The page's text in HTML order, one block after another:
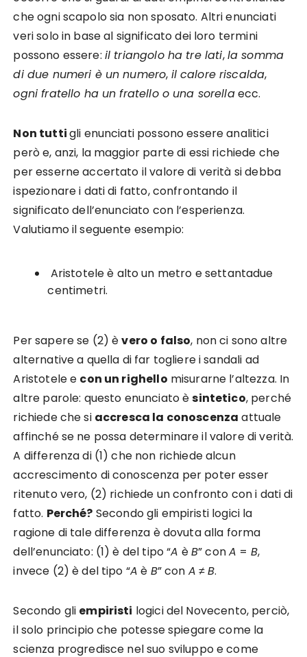
che ogni scapolo sia non sposato. Altri enunciati
veri solo in base al significato dei loro termini
possono essere: il triangolo ha tre lati,la somma
di due numeri è un numero, il calore riscalda,
ogni fratello ha un fratello o una sorellaecc.
Non tuttigli enunciati possono essere analitici
però e, anzi, la maggior parte di essi richiede che
per esserne accertato il valore di verità si debba
ispezionare i dati di fatto, confrontando il
significato dell’enunciato con l’esperienza.
Valutiamo il seguente esempio:
Aristotele è alto un metro e settantadue
centimetri.
Per sapere se (2) èvero o falso, non ci sono altre
alternative a quella di far togliere i sandali ad
Aristotele e con un righello misurarne l’altezza. In
altre parole: questo enunciato èsintetico, perché
richiede che si accresca la conoscenza attuale
affinché se ne possa determinare il valore di verità.
A differenza di (1) che non richiede alcun
accrescimento di conoscenza per poter esser
ritenuto vero, (2) richiede un confronto con i dati di
fatto. Perché? Secondo gli empiristi logici la
ragione di tale differenza è dovuta alla forma
dell’enunciato: (1) è del tipo “A èB” conA = B,
invece (2) è del tipo “A è B” con A ≠B.
Secondo gli empiristi logici del Novecento, perciò,
il solo principio che potesse spiegare come la
scienza progredisce nel suo sviluppo e come